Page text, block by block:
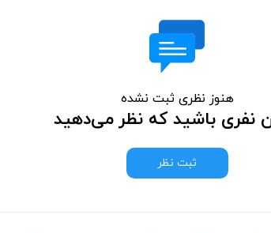
هنوز نظری ثبت نشده
نفری باشید که نظر می‌دهید
ثبت نظر